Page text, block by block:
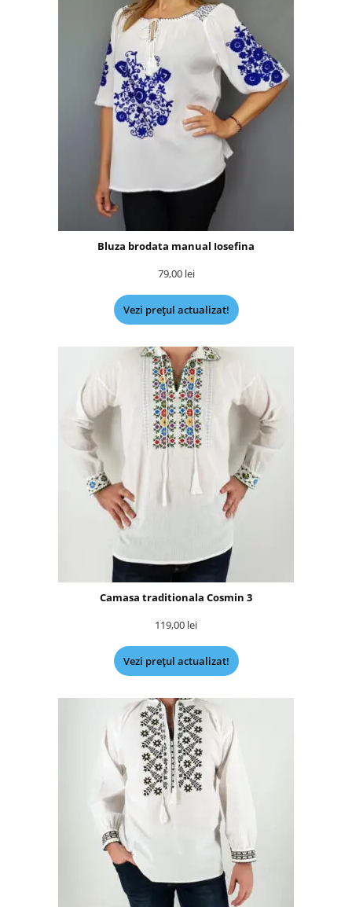
Bluza brodata manual Iosefina
79,00 lei
Vezi prețul actualizat!
Camasa traditionala Cosmin 3
119,00 lei
Vezi prețul actualizat!